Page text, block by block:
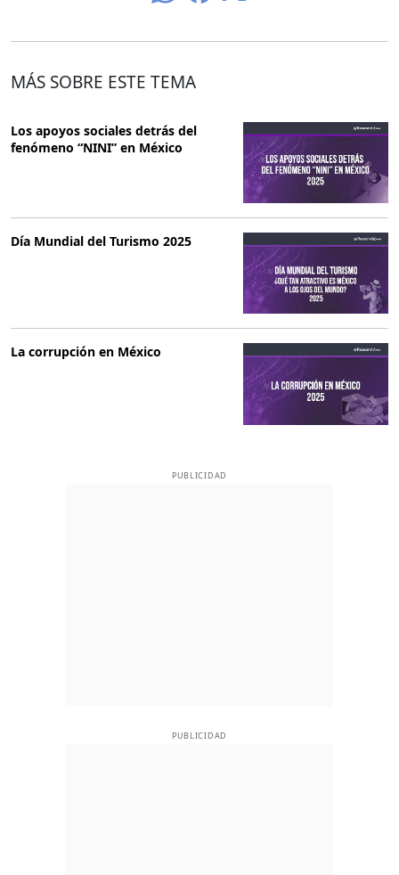
MÁS SOBRE ESTE TEMA
Los apoyos sociales detrás del
fenómeno “NINI” en México
Día Mundial del Turismo 2025
La corrupción en México
PUBLICIDAD
PUBLICIDAD